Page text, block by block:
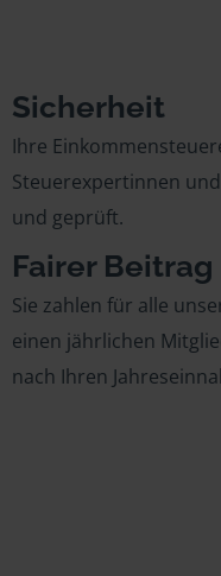
Sicherheit
Ihre
Steuerexpertinnen
und geprüft.
Fairer Beitrag
Sie zahlen für alle
einen jährlichen
nach Ihren